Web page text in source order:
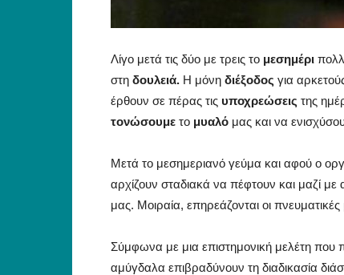
Λίγο μετά τις δύο με τρεις το μεσημέρι
στη δουλειά. Η μόνη διέξοδος για
έρθουν σε πέρας τις υποχρεώσεις της
τονώσουμε το μυαλό μας και να
Μετά το μεσημεριανό γεύμα και αφού ο
αρχίζουν σταδιακά να πέφτουν και μαζί
μας. Μοιραία, επηρεάζονται οι
Σύμφωνα με μια επιστημονική μελέτη
αμύγδαλα επιβραδύνουν τη διαδικασία